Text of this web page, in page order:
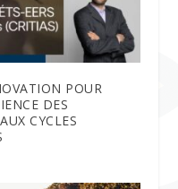
POUR
DES
CYCLES